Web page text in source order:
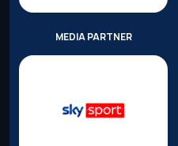
MEDIA PARTNER